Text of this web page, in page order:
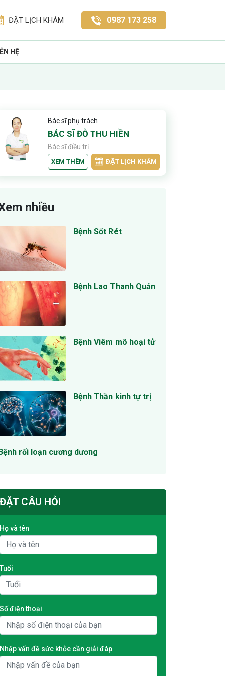
ĐẶT LỊCH KHÁM 0987 173 258
HỆ
Bác sĩ phụ trách
BÁC SĨ ĐỖ THU HIỀN
Bác sĩ điều trị
XEM THÊM ĐẶT LỊCH KHÁM
nhiều
Bệnh Sốt Rét
Bệnh Lao Thanh Quản
Bệnh Viêm mô hoại tử
Bệnh Thần kinh tự trị
rối loạn cương dương
ĐẶT CÂU HỎI
Họ và tên
Tuổi
Số điện thoại
Nhập vấn đề sức khỏe cần giải đáp